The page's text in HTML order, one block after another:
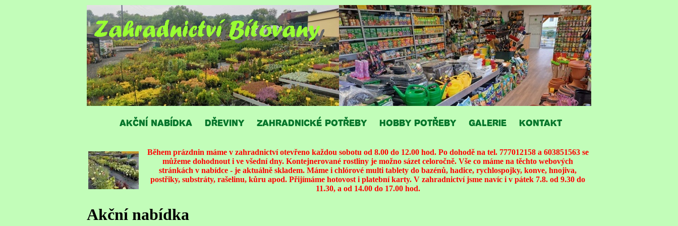
AKČNÍ NABÍDKA DŘEVINY ZAHRADNICKÉ POTŘEBY HOBBY POTŘEBY GALERIE KONTAKT
Během prázdnin máme v zahradnictví otevřeno každou sobotu od 8.00 do 12.00 hod. Po dohodě na tel. 777012158 a 603851563 se
můžeme dohodnout i ve všední dny. Kontejnerované rostliny je možno sázet celoročně. Vše co máme na těchto webových
stránkách v nabídce - je aktuálně skladem. Máme i chlórové multi tablety do bazénů, hadice, rychlospojky, konve, hnojiva,
postřiky, substráty, rašelinu, kůru apod. Přijímáme hotovost i platební karty. V zahradnictví jsme navíc i v pátek 7.8. od 9.30 do
11.30, a od 14.00 do 17.00 hod.
Akční nabídka